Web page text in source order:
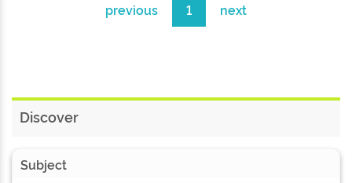
previous 1 next
Discover
Subject